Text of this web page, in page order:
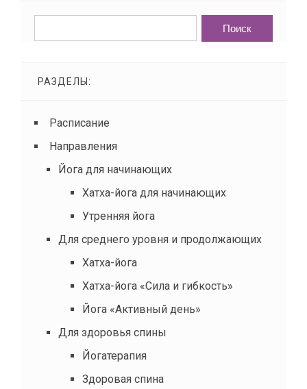
РАЗДЕЛЫ:
Расписание
Направления
Йога для начинающих
Хатха-йога для начинающих
Утренняя йога
Для среднего уровня и продолжающих
Хатха-йога
Хатха-йога «Сила и гибкость»
Йога «Активный день»
Для здоровья спины
Йогатерапия
Здоровая спина